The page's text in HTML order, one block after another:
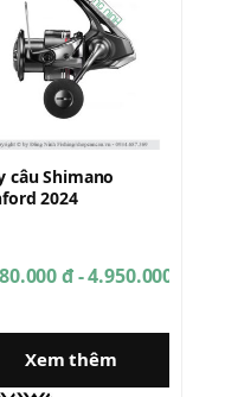
câu Shimano
2024
đ - 4.950.000 đ
Xem thêm